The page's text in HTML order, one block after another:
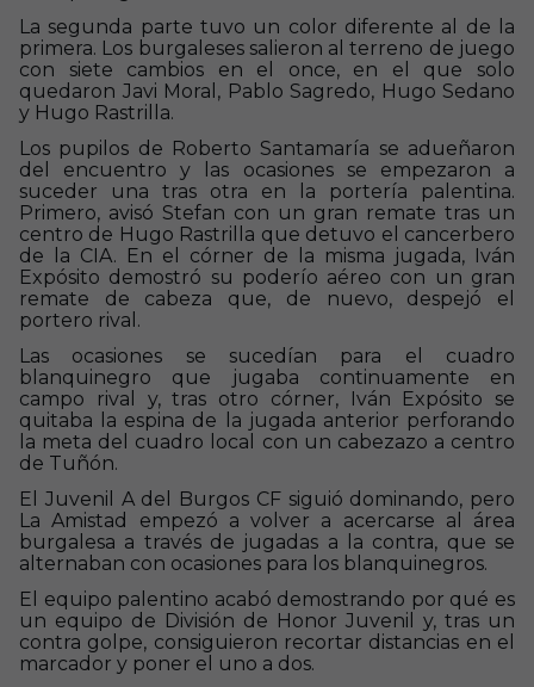
La segunda parte tuvo un color diferente al de la
primera. Los burgaleses salieron al terreno de juego
con siete cambios en el once, en el que solo
quedaron Javi Moral, Pablo Sagredo, Hugo Sedano
y Hugo Rastrilla.
Los pupilos de Roberto Santamaría se adueñaron
del encuentro y las ocasiones se empezaron a
suceder una tras otra en la portería palentina.
Primero, avisó Stefan con un gran remate tras un
centro de Hugo Rastrilla que detuvo el cancerbero
de la CIA. En el córner de la misma jugada, Iván
Expósito demostró su poderío aéreo con un gran
remate de cabeza que, de nuevo, despejó el
portero rival.
Las ocasiones se sucedían para el cuadro
blanquinegro que jugaba continuamente en
campo rival y, tras otro córner, Iván Expósito se
quitaba la espina de la jugada anterior perforando
la meta del cuadro local con un cabezazo a centro
de Tuñón.
El Juvenil A del Burgos CF siguió dominando, pero
La Amistad empezó a volver a acercarse al área
burgalesa a través de jugadas a la contra, que se
alternaban con ocasiones para los blanquinegros.
El equipo palentino acabó demostrando por qué es
un equipo de División de Honor Juvenil y, tras un
contra golpe, consiguieron recortar distancias en el
marcador y poner el uno a dos.